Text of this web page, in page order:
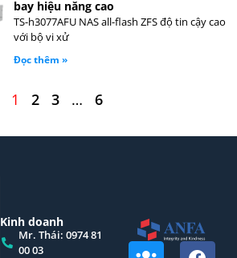
bay hiệu năng cao
TS-h3077AFU NAS all-flash ZFS độ tin cậy cao
với bộ vi xử
Đọc thêm »
1 2 3 … 6
Kinh doanh
Mr. Thái: 0974 81
00 03